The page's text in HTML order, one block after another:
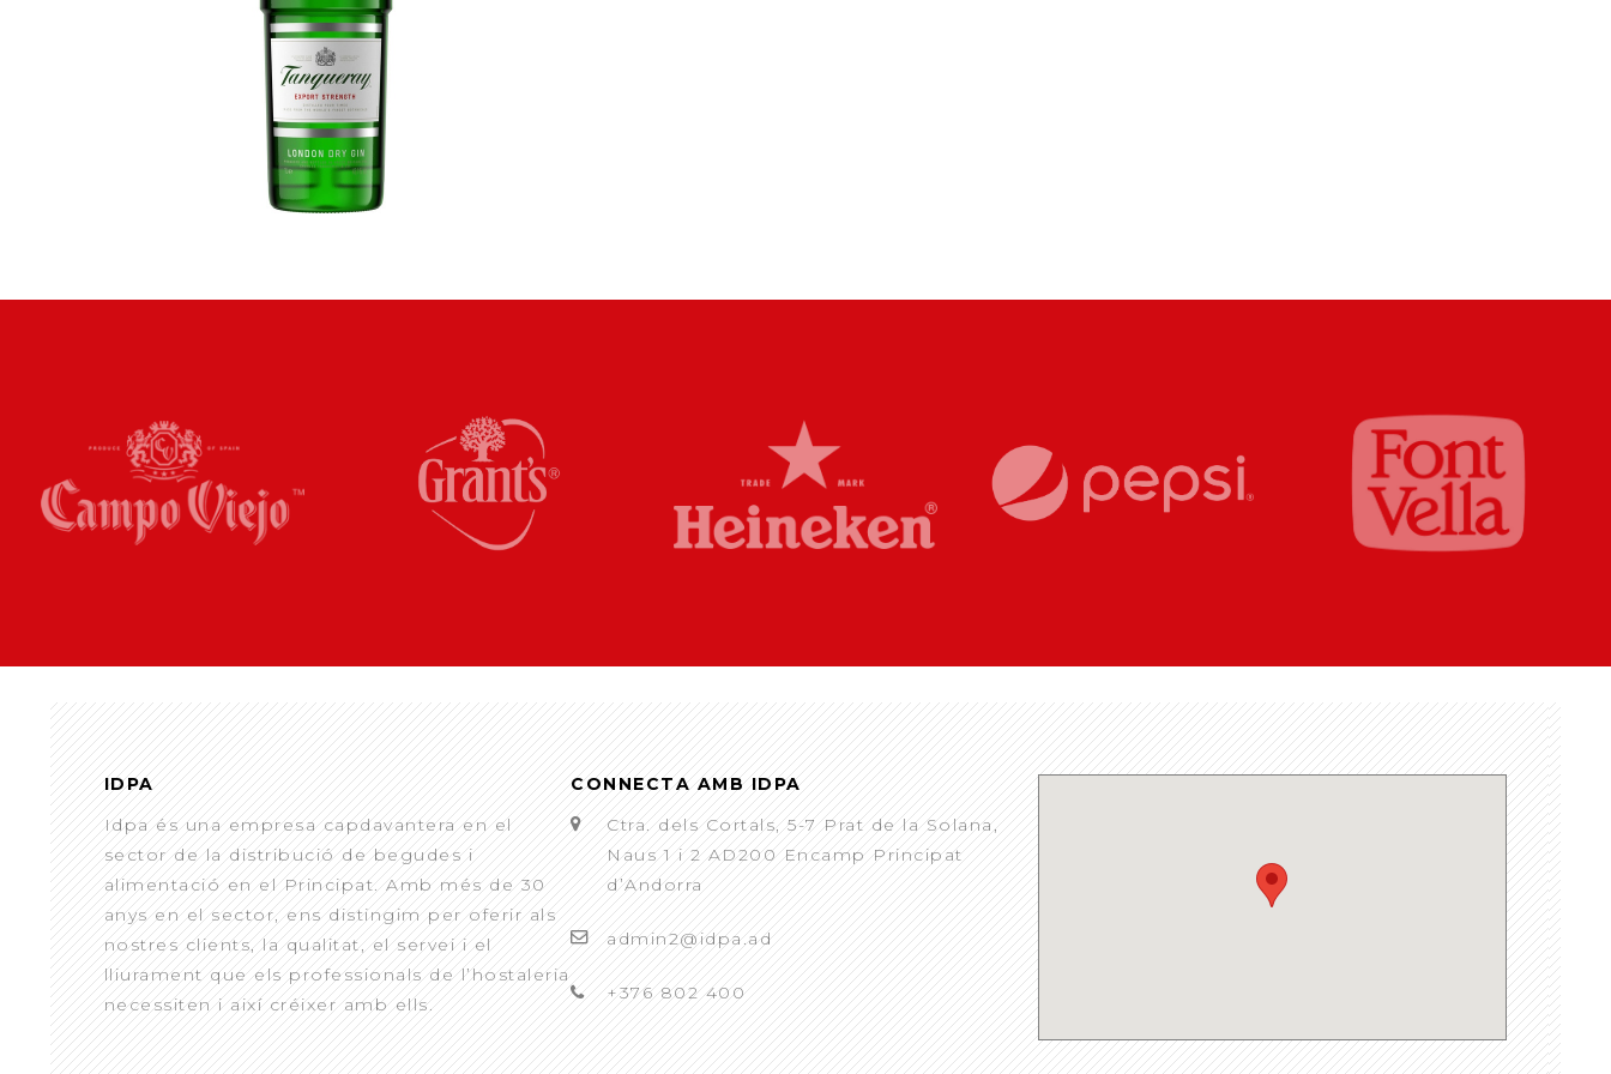
IDPA
Idpa és una empresa capdavantera en el
sector de la distribució de begudes i
alimentació en el Principat. Amb més de 30
anys en el sector, ens distingim per oferir als
nostres clients, la qualitat, el servei i el
lliurament que els professionals de l’hostaleria
necessiten i així créixer amb ells.
CONNECTA AMB IDPA
Ctra. dels Cortals, 5-7 Prat de la Solana,
Naus 1 i 2 AD200 Encamp Principat
d’Andorra
admin2@idpa.ad
+376 802 400